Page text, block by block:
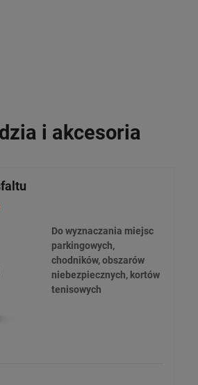
i akcesoria
Do wyznaczania miejsc
parkingowych,
chodników, obszarów
niebezpiecznych, kortów
tenisowych